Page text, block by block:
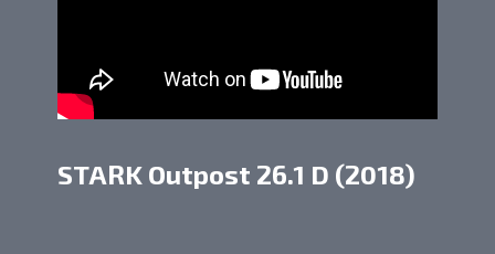
STARK Outpost 26.1 D (2018)